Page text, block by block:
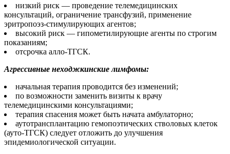
низкий риск — проведение телемедицинских
консультаций, ограничение трансфузий, применение
эритропоэз-стимулирующих агентов;
высокий риск — гипометилирующие агенты по строгим
показаниям;
отсрочка алло-ТГСК.
Агрессивные неходжкинские лимфомы:
начальная терапия проводится без изменений;
по возможности заменить визиты к врачу
телемедицинскими консультациями;
терапия спасения может быть начата амбулаторно;
аутотрансплантацию гемопоэтических стволовых клеток
(ауто-ТГСК) следует отложить до улучшения
эпидемиологической ситуации.